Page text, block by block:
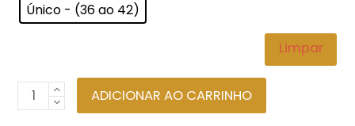
Único - (36 ao 42)
Limpar
Saída
de
ADICIONAR AO CARRINHO